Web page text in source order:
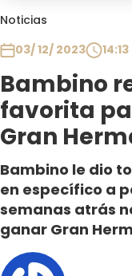
Noticias
03/ 12/ 2023
14:13
Bambino
favorita
Gran
Bambino le dio
en específico a
semanas atrás
ganar Gran
Plan Perfecto
El Tiempo
Sabingo
Todos Los